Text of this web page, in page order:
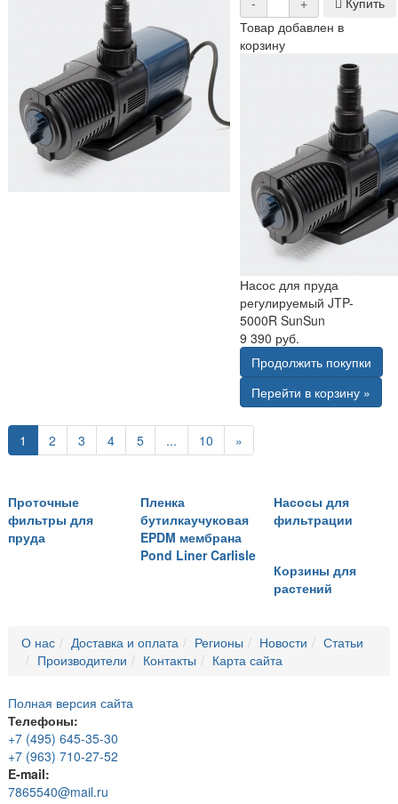
Товар добавлен в
корзину
Насос для пруда
регулируемый JTP-
5000R SunSun
9 390 руб.
Продолжить покупки
Перейти в корзину »
1 2 3 4 5 ... 10 »
Проточные
фильтры для
пруда
Пленка
бутилкаучуковая
EPDM мембрана
Pond Liner Carlisle
Насосы для
фильтрации
Корзины для
растений
О нас Доставка и оплата Регионы Новости
Статьи
Производители
Контакты Карта сайта
Полная версия сайта
Телефоны:
+7 (495) 645-35-30
+7 (963) 710-27-52
E-mail:
7865540@mail.ru